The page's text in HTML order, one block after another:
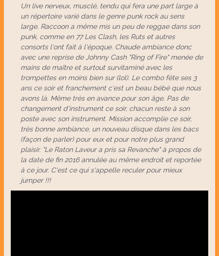
Un live nerveux, musclé, tendu qui fera une part large à
un répertoire varié dans le genre punk rock au sens
large. Raccoon a même mis un peu de reggae dans son
punk, comme en 77 Les Clash, les Ruts et autres
consorts l'ont fait à l'époque. Chaude ambiance donc
avec une reprise de Johnny Cash "Ring of Fire" menée de
mains de maître et surtout survitaminé avec les
trompettes en moins bien sur (lol). Le combo fête ses 3
ans ce soir et franchement c'est un beau bébé que nous
avons là. Même très en avance pour son âge. Pas de
changement d'instrument ce soir, chacun reste à son
poste avec son instrument. Mission accomplie ce soir,
très bonne ambiance, un nouveau disque dans les bacs
(façon de parler) pour eux et pour notre plus grand
plaisir. "Le Raton Laveur a pris sa Revanche" à propos de
la date de fin 2016 annulée au même endroit et reportée
à ce jour. C'est ce qui s'appelle reculer pour mieux
jumper !!!